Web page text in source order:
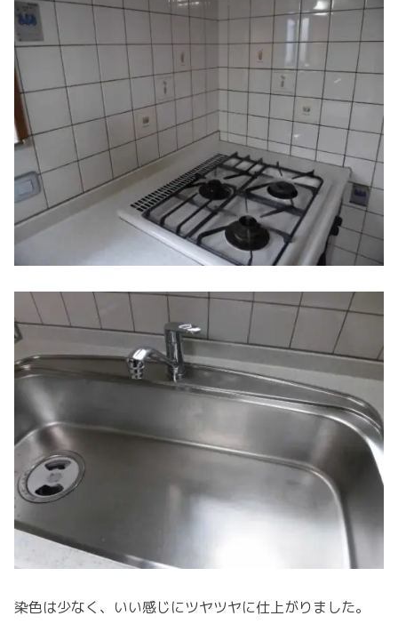
染色は少なく、いい感じにツヤツヤに仕上がりました。